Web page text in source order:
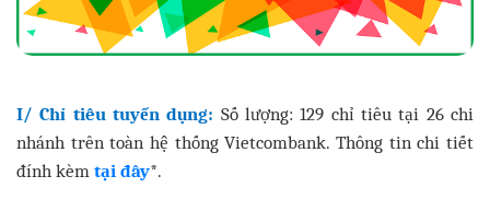
I/ Chỉ tiêu tuyển dụng: Số lượng: 129 chỉ tiêu tại 26 chi
nhánh trên toàn hệ thống Vietcombank. Thông tin chi tiết
đính kèm tại đây*.